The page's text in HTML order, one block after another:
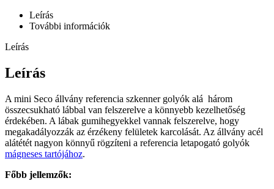
Leírás
További információk
Leírás
Leírás
A mini Seco állvány referencia szkenner golyók alá három
összecsukható lábbal van felszerelve a könnyebb kezelhetőség
érdekében. A lábak gumihegyekkel vannak felszerelve, hogy
megakadályozzák az érzékeny felületek karcolását. Az állvány acél
alátétét nagyon könnyű rögzíteni a referencia letapogató golyók
mágneses tartójához.
Főbb jellemzők: